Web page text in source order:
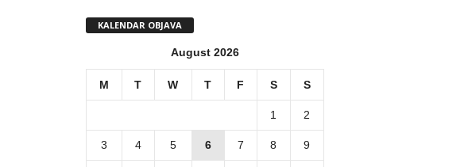
KALENDAR OBJAVA
August 2026
M T W T F S S
1 2
3 4 5 6 7 8 9